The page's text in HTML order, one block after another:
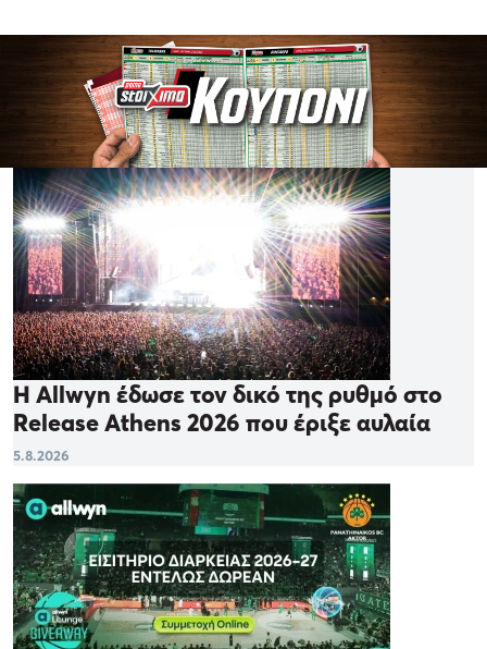
Η Allwyn έδωσε τον δικό της ρυθμό στο
Release Athens 2026 που έριξε αυλαία
5.8.2026